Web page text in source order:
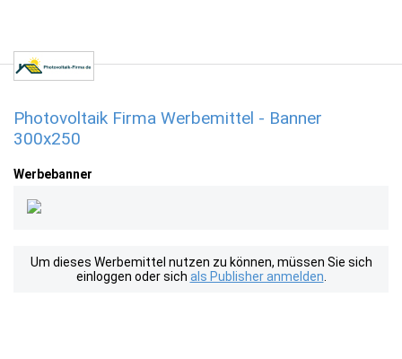
Photovoltaik Firma Werbemittel - Banner
300x250
Werbebanner
Um dieses Werbemittel nutzen zu können, müssen Sie sich
einloggen oder sich als Publisher anmelden